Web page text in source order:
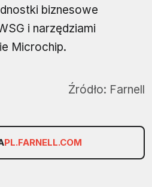
biznesowe
i narzędziami
Microchip.
Źródło: Farnell
PL.FARNELL.COM